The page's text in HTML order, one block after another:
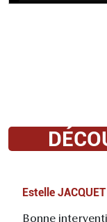
Estelle JACQUET
Bonne